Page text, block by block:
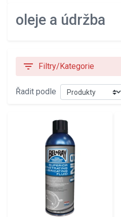
oleje a údržba
filter_list Filtry/Kategorie
Řadit podle